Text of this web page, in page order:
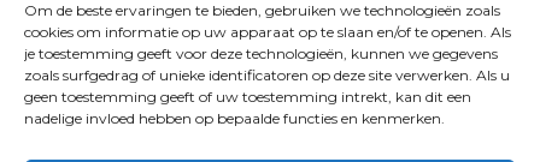
Om de beste ervaringen te bieden, gebruiken we technologieën zoals
cookies om informatie op uw apparaat op te slaan en/of te openen. Als
je toestemming geeft voor deze technologieën, kunnen we gegevens
zoals surfgedrag of unieke identificatoren op deze site verwerken. Als u
geen toestemming geeft of uw toestemming intrekt, kan dit een
nadelige invloed hebben op bepaalde functies en kenmerken.
Douches
5€